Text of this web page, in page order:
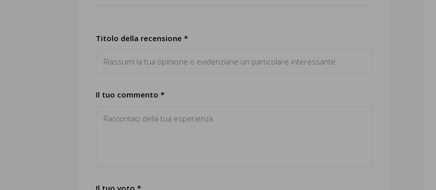
Titolo della recensione *
Il tuo commento *
Il tuo voto *